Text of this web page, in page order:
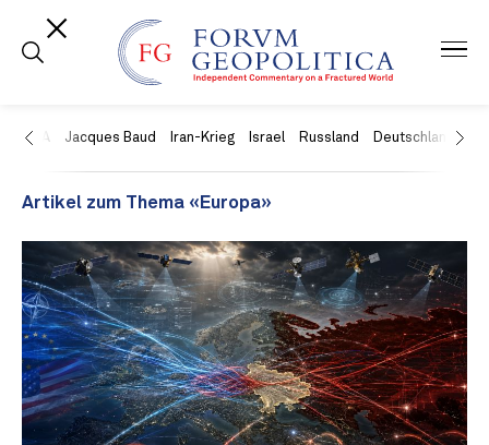
USA Jacques Baud Iran-Krieg Israel Russland Deutschland
Artikel zum Thema «Europa»